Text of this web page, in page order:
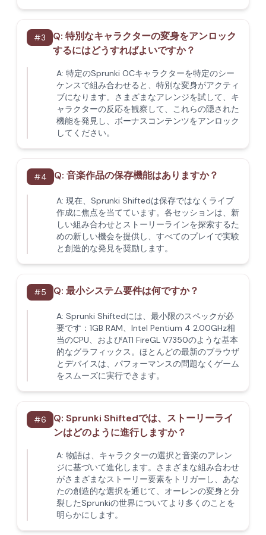
#3 Q: 特別なキャラクターの変身をアンロック
するにはどうすればよいですか？
A: 特定のSprunki OCキャラクターを特定のシー
ケンスで組み合わせると、特別な変身がアクティ
ブになります。さまざまなアレンジを試して、キ
ャラクターの反応を観察して、これらの隠された
機能を発見し、ボーナスコンテンツをアンロック
してください。
#4 Q: 音楽作品の保存機能はありますか？
A: 現在、Sprunki Shiftedは保存ではなくライブ
作成に焦点を当てています。各セッションは、新
しい組み合わせとストーリーラインを探索するた
めの新しい機会を提供し、すべてのプレイで実験
と創造的な発見を奨励します。
#5 Q: 最小システム要件は何ですか？
A: Sprunki Shiftedには、最小限のスペックが必
要です：1GB RAM、Intel Pentium 4 2.00GHz相
当のCPU、およびATI FireGL V7350のような基本
的なグラフィックス。ほとんどの最新のブラウザ
とデバイスは、パフォーマンスの問題なくゲーム
をスムーズに実行できます。
#6 Q: Sprunki Shiftedでは、ストーリーライ
ンはどのように進行しますか？
A: 物語は、キャラクターの選択と音楽のアレン
ジに基づいて進化します。さまざまな組み合わせ
がさまざまなストーリー要素をトリガーし、あな
たの創造的な選択を通じて、オーレンの変身と分
裂したSprunkiの世界についてより多くのことを
明らかにします。